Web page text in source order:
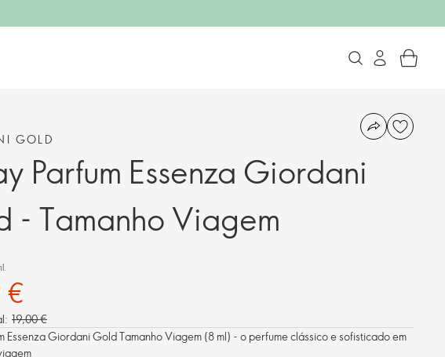
GOLD
Parfum Essenza Giordani
- Tamanho Viagem
€
19,00 €
Essenza Giordani Gold Tamanho Viagem (8 ml) - o perfume clássico e sofisticado em